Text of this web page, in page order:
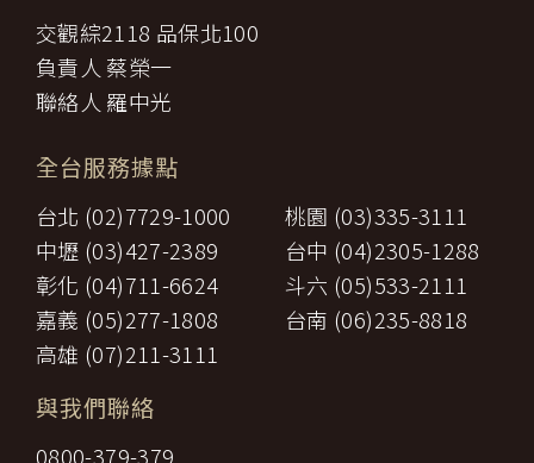
交觀綜2118 品保北100
負責人 蔡榮一
聯絡人 羅中光
全台服務據點
台北 (02)7729-1000
桃園 (03)335-3111
中壢 (03)427-2389
台中 (04)2305-1288
彰化 (04)711-6624
斗六 (05)533-2111
嘉義 (05)277-1808
台南 (06)235-8818
高雄 (07)211-3111
與我們聯絡
0800-379-379